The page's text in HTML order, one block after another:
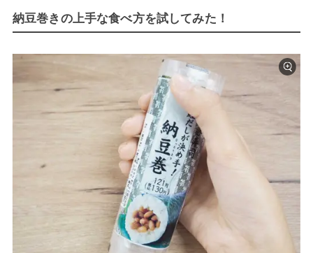
納豆巻きの上手な食べ方を試してみた！